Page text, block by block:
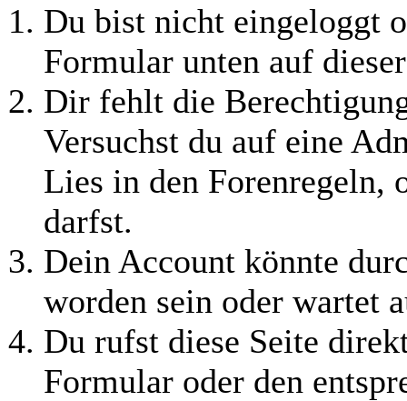
Du bist nicht eingeloggt
Formular unten auf
Dir fehlt die
Versuchst du auf eine
Lies in den Forenregeln,
darfst.
Dein Account könnte
worden sein oder wartet
Du rufst diese Seite
Formular oder den